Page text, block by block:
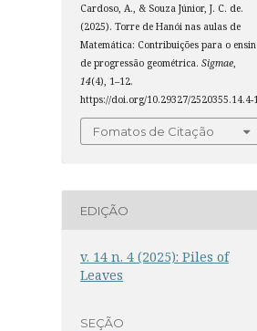
Cardoso, A., & Souza Júnior, J. C. de.
(2025). Torre de Hanói nas aulas de
Matemática: Contribuições para o
de progressão geométrica.Sigmae,
14(4), 1–12.
https://doi.org/10.29327/2520355.14.4-
Fomatos de Citação
EDIÇÃO
v. 14 n. 4 (2025): Piles of
Leaves
SEÇÃO